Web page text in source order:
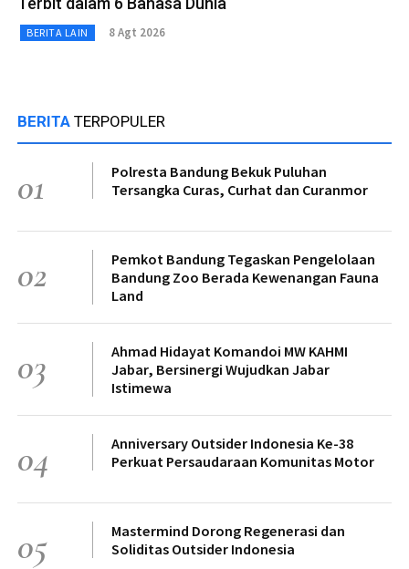
BERITA LAIN 8 Agt 2026
BERITA TERPOPULER
01
Polresta Bandung Bekuk Puluhan
Tersangka Curas, Curhat dan Curanmor
02
Pemkot Bandung Tegaskan Pengelolaan
Bandung Zoo Berada Kewenangan Fauna
Land
03
Ahmad Hidayat Komandoi MW KAHMI
Jabar, Bersinergi Wujudkan Jabar
Istimewa
04
Anniversary Outsider Indonesia Ke-38
Perkuat Persaudaraan Komunitas Motor
05
Mastermind Dorong Regenerasi dan
Soliditas Outsider Indonesia